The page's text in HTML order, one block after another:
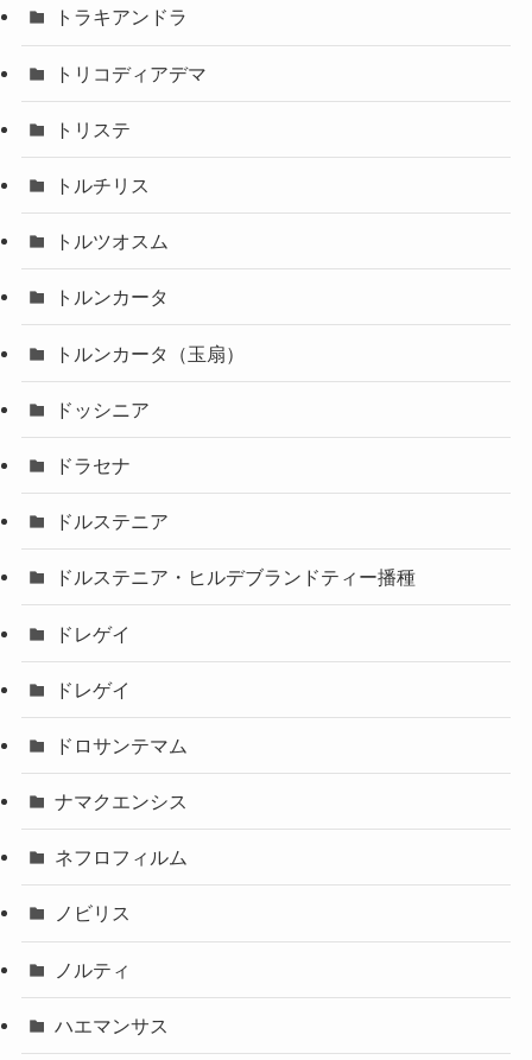
トラキアンドラ
トリコディアデマ
トリステ
トルチリス
トルツオスム
トルンカータ
トルンカータ（玉扇）
ドッシニア
ドラセナ
ドルステニア
ドルステニア・ヒルデブランドティー播種
ドレゲイ
ドレゲイ
ドロサンテマム
ナマクエンシス
ネフロフィルム
ノビリス
ノルティ
ハエマンサス